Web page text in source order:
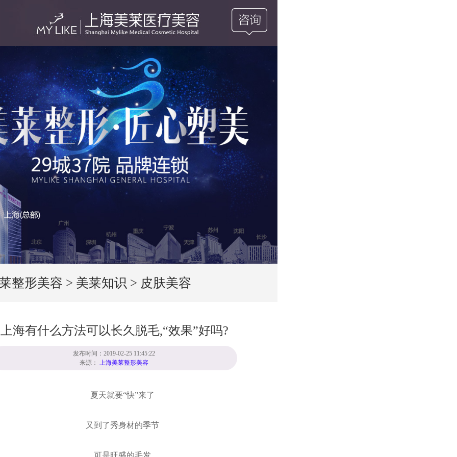
整形美容 > 美莱知识 > 皮肤美容
上海有什么方法可以长久脱毛,“效果”好吗?
发布时间：2019-02-25 11:45:22
来源：上海美莱整形美容
夏天就要“快”来了
又到了秀身材的季节
可是旺盛的毛发